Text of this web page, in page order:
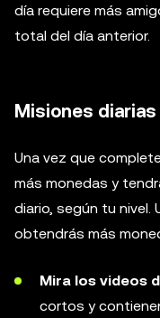
día requiere más
total del día anterior.
Misiones diarias
Una vez que
más monedas y
diario, según tu nivel.
obtendrás más
Mira los videos
cortos y